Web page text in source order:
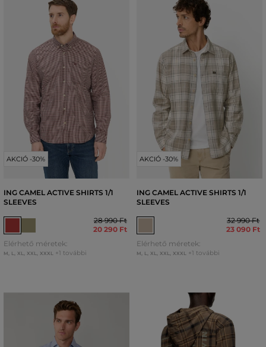
AKCIÓ -30%
ING CAMEL ACTIVE SHIRTS 1/1
SLEEVES
28 990 Ft
20 290 Ft
Elérhető méretek:
M L XL XXL XXXL +1 további
AKCIÓ -30%
ING CAMEL ACTIVE SHIRTS 1/1
SLEEVES
32 990 Ft
23 090 Ft
Elérhető méretek:
M L XL XXL XXXL +1 további